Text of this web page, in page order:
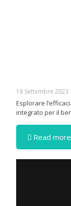
18 Settembre 2023
Esplorare
integrato per il
Read more